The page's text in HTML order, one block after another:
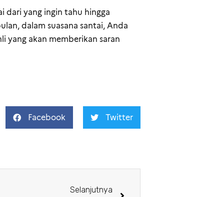
dari yang ingin tahu hingga
dalam suasana santai, Anda
yang akan memberikan saran
Facebook Twitter
Selanjutnya